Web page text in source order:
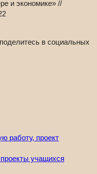
и экономике» //
в социальных
работу, проект